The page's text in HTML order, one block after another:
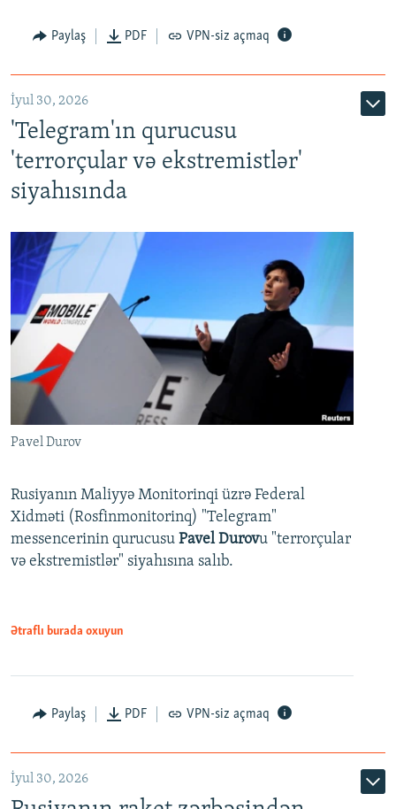
Paylaş PDF VPN-siz açmaq
İyul 30, 2026
'Telegram'ın qurucusu
'terrorçular və ekstremistlər'
siyahısında
Pavel Durov
Rusiyanın Maliyyə Monitorinqi üzrə Federal
Xidməti (Rosfinmonitorinq) "Telegram"
messencerinin qurucusu Pavel Durovu "terrorçular
və ekstremistlər" siyahısına salıb.
Ətraflı burada oxuyun
Paylaş PDF VPN-siz açmaq
İyul 30, 2026